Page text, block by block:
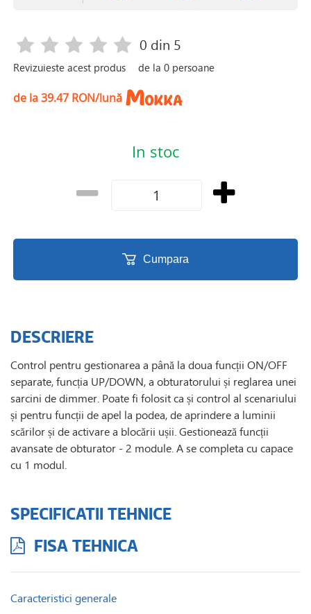
Revizuieste acest produs
0 din 5
de la0 persoane
de la 39.47 RON/lună
In stoc
Cumpara
DESCRIERE
Control pentru gestionarea a până la doua funcții ON/OFF
separate, funcția UP/DOWN, a obturatorului și reglarea unei
sarcini de dimmer. Poate fi folosit ca și control al scenariului
și pentru funcții de apel la podea, de aprindere a luminii
scărilor și de activare a blocării ușii. Gestionează funcții
avansate de obturator - 2 module. A se completa cu capace
cu 1 modul.
SPECIFICATII TEHNICE
FISA TEHNICA
Caracteristici generale